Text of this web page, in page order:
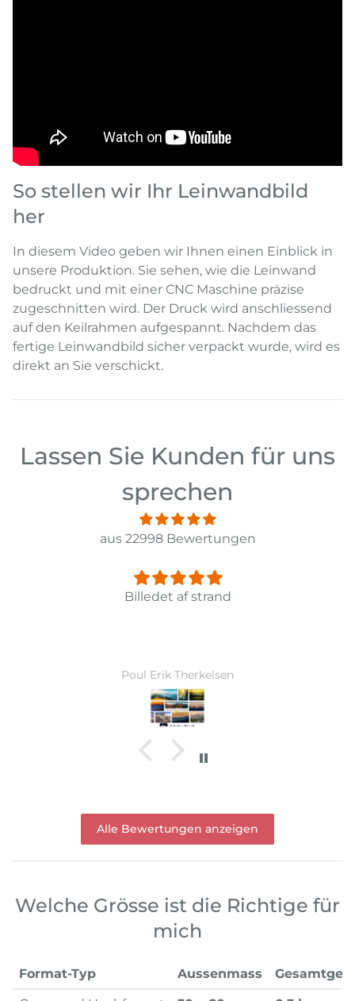
So stellen wir Ihr Leinwandbild
her
In diesem Video geben wir Ihnen einen Einblick in
unsere Produktion. Sie sehen, wie die Leinwand
bedruckt und mit einer CNC Maschine präzise
zugeschnitten wird. Der Druck wird anschliessend
auf den Keilrahmen aufgespannt. Nachdem das
fertige Leinwandbild sicher verpackt wurde, wird es
direkt an Sie verschickt.
Lassen Sie Kunden für uns
sprechen
aus 22998 Bewertungen
Panorama Leinwandbild 3-teilig Old Pier Ii
Ward Monballiu
Alle Bewertungen anzeigen
Welche Grösse ist die Richtige für
mich
Format-Typ Aussenmass